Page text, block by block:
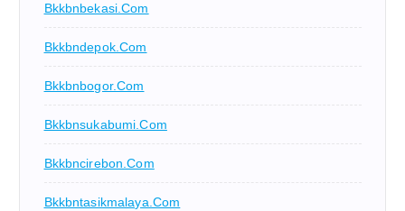
Bkkbnbekasi.com
Bkkbndepok.com
Bkkbnbogor.com
Bkkbnsukabumi.com
Bkkbncirebon.com
Bkkbntasikmalaya.com